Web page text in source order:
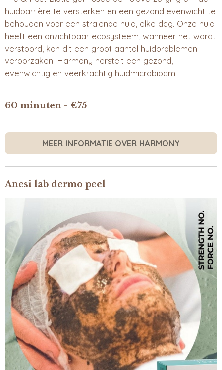
huidbarrière te versterken en een gezond evenwicht te
behouden voor een stralende huid, elke dag. Onze huid
heeft een onzichtbaar ecosysteem, wanneer het wordt
verstoord, kan dit een groot aantal huidproblemen
veroorzaken. Harmony herstelt een gezond,
evenwichtig en veerkrachtig huidmicrobioom.
60 minuten - €75
MEER INFORMATIE OVER HARMONY
Anesi lab dermo peel